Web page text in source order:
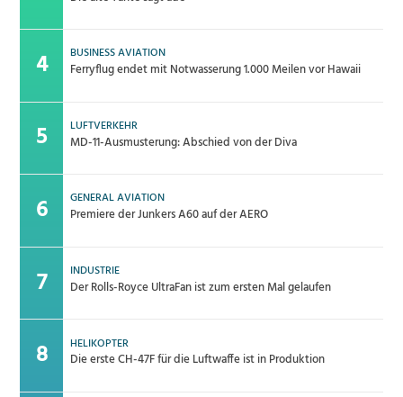
BUSINESS AVIATION
Ferryflug endet mit Notwasserung 1.000 Meilen vor Hawaii
LUFTVERKEHR
MD-11-Ausmusterung: Abschied von der Diva
GENERAL AVIATION
Premiere der Junkers A60 auf der AERO
INDUSTRIE
Der Rolls-Royce UltraFan ist zum ersten Mal gelaufen
HELIKOPTER
Die erste CH-47F für die Luftwaffe ist in Produktion